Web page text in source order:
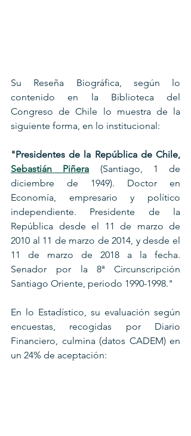
Su Reseña Biográfica, según lo
contenido en la Biblioteca del
Congreso de Chile lo muestra de la
siguiente forma, en lo institucional:
Sebastián Piñera (Santiago, 1 de
diciembre de 1949). Doctor en
Economía, empresario y político
independiente. Presidente de la
República desde el 11 de marzo de
2010 al 11 de marzo de 2014, y desde el
11 de marzo de 2018 a la fecha.
Senador por la 8ª Circunscripción
Santiago Oriente, periodo 1990-1998."
En lo Estadístico, su evaluación según
encuestas, recogidas por Diario
Financiero, culmina (datos CADEM) en
un 24% de aceptación: